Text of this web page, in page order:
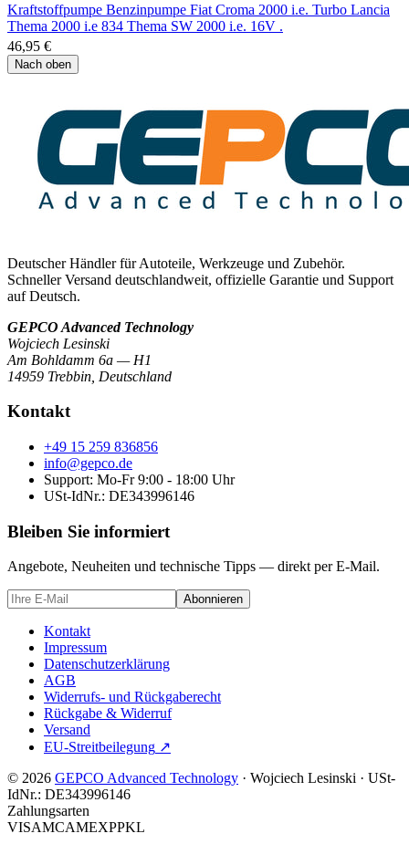
Kraftstoffpumpe Benzinpumpe Fiat Croma 2000 i.e. Turbo Lancia
Thema 2000 i.e 834 Thema SW 2000 i.e. 16V .
46,95 €
Nach oben
Deutscher Händler für Autoteile, Werkzeuge und Zubehör.
Schneller Versand deutschlandweit, offizielle Garantie und Support
auf Deutsch.
GEPCO Advanced Technology
Wojciech Lesinski
Am Bohldamm 6a — H1
14959 Trebbin Deutschland
Kontakt
+49 15 259 836856
info@gepco.de
Support: Mo-Fr 9:00 - 18:00 Uhr
USt-IdNr.: DE343996146
Bleiben Sie informiert
Angebote, Neuheiten und technische Tipps — direkt per E-Mail.
Abonnieren
Kontakt
Impressum
Datenschutzerklärung
AGB
Widerrufs- und Rückgaberecht
Rückgabe & Widerruf
Versand
EU-Streitbeilegung ↗
© 2026 GEPCO Advanced Technology · Wojciech Lesinski · USt-
IdNr.: DE343996146
Zahlungsarten
VISAMCAMEXPPKL